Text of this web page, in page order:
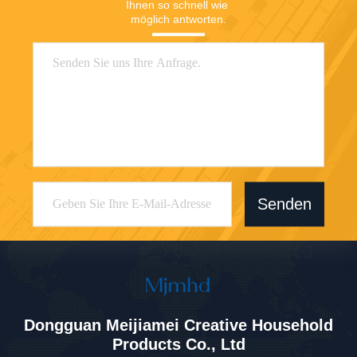
Ihnen so schnell wie
möglich antworten.
Senden
Dongguan Meijiamei Creative Household
Products Co., Ltd